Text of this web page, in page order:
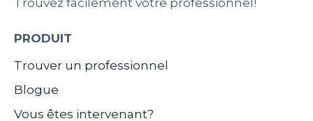
PRODUIT
Trouver un professionnel
Blogue
Vous êtes intervenant?